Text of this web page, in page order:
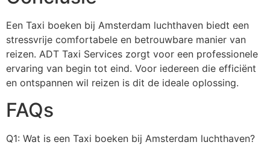
Een Taxi boeken bij Amsterdam luchthaven biedt een
stressvrije comfortabele en betrouwbare manier van
reizen. ADT Taxi Services zorgt voor een professionele
ervaring van begin tot eind. Voor iedereen die efficiënt
en ontspannen wil reizen is dit de ideale oplossing.
FAQs
Q1: Wat is een Taxi boeken bij Amsterdam luchthaven?